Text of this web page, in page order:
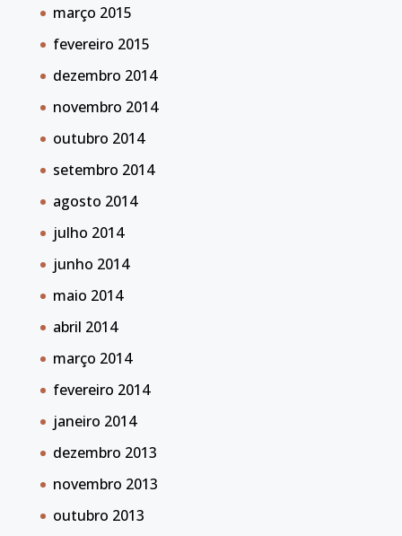
março 2015
fevereiro 2015
dezembro 2014
novembro 2014
outubro 2014
setembro 2014
agosto 2014
julho 2014
junho 2014
maio 2014
abril 2014
março 2014
fevereiro 2014
janeiro 2014
dezembro 2013
novembro 2013
outubro 2013